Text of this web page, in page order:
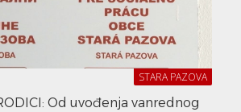
STARA PAZOVA
Od uvođenja vanrednog